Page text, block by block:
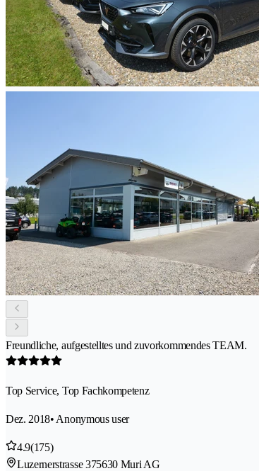
Freundliche, aufgestelltes und zuvorkommendes TEAM.
Top Service, Top Fachkompetenz
Dez. 2018• Anonymous user
4.9(175)
Luzernerstrasse 375630 Muri AG